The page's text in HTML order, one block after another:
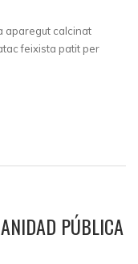
aparegut calcinat
feixista patit per
PÚBLICA